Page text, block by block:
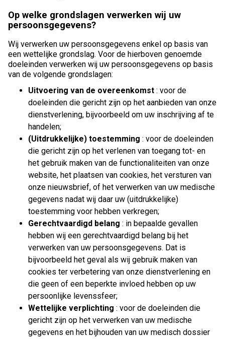
Op welke grondslagen verwerken wij uw
persoonsgegevens?
Wij verwerken uw persoonsgegevens enkel op basis van
een wettelijke grondslag. Voor de hierboven genoemde
doeleinden verwerken wij uw persoonsgegevens op basis
van de volgende grondslagen:
Uitvoering van de overeenkomst : voor de
doeleinden die gericht zijn op het aanbieden van onze
dienstverlening, bijvoorbeeld om uw inschrijving af te
handelen;
(Uitdrukkelijke) toestemming : voor de doeleinden
die gericht zijn op het verlenen van toegang tot- en
het gebruik maken van de functionaliteiten van onze
website, het plaatsen van cookies, het versturen van
onze nieuwsbrief, of het verwerken van uw medische
gegevens nadat wij daar uw (uitdrukkelijke)
toestemming voor hebben verkregen;
Gerechtvaardigd belang : in bepaalde gevallen
hebben wij een gerechtvaardigd belang bij het
verwerken van uw persoonsgegevens. Dat is
bijvoorbeeld het geval als wij gebruik maken van
cookies ter verbetering van onze dienstverlening en
die geen of een beperkte invloed hebben op uw
persoonlijke levenssfeer;
Wettelijke verplichting : voor de doeleinden die
gericht zijn op het verwerken van uw medische
gegevens en het bijhouden van uw medisch dossier